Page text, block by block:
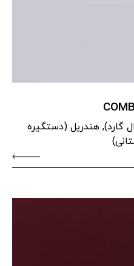
گارد), هندریل (دستگیره